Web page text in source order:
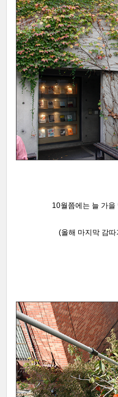
10월쯤에는 늘 가
(올해 마지막 감